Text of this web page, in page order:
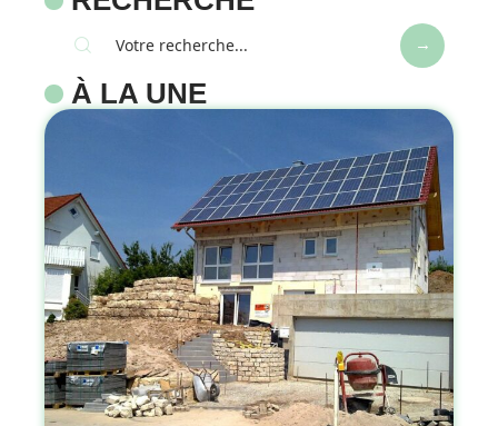
À LA UNE